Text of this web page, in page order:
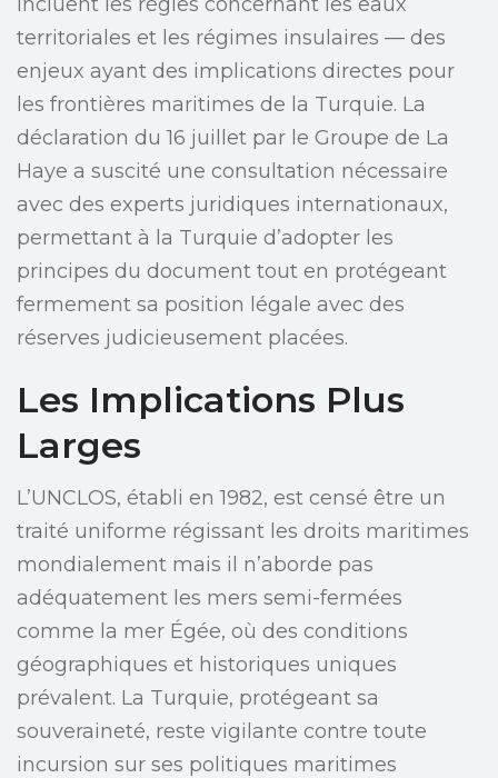
territoriales et les régimes insulaires — des
enjeux ayant des implications directes pour
les frontières maritimes de la Turquie. La
déclaration du 16 juillet par le Groupe de La
Haye a suscité une consultation nécessaire
avec des experts juridiques internationaux,
permettant à la Turquie d’adopter les
principes du document tout en protégeant
fermement sa position légale avec des
réserves judicieusement placées.
Les Implications Plus
Larges
L’UNCLOS, établi en 1982, est censé être un
traité uniforme régissant les droits maritimes
mondialement mais il n’aborde pas
adéquatement les mers semi-fermées
comme la mer Égée, où des conditions
géographiques et historiques uniques
prévalent. La Turquie, protégeant sa
souveraineté, reste vigilante contre toute
incursion sur ses politiques maritimes